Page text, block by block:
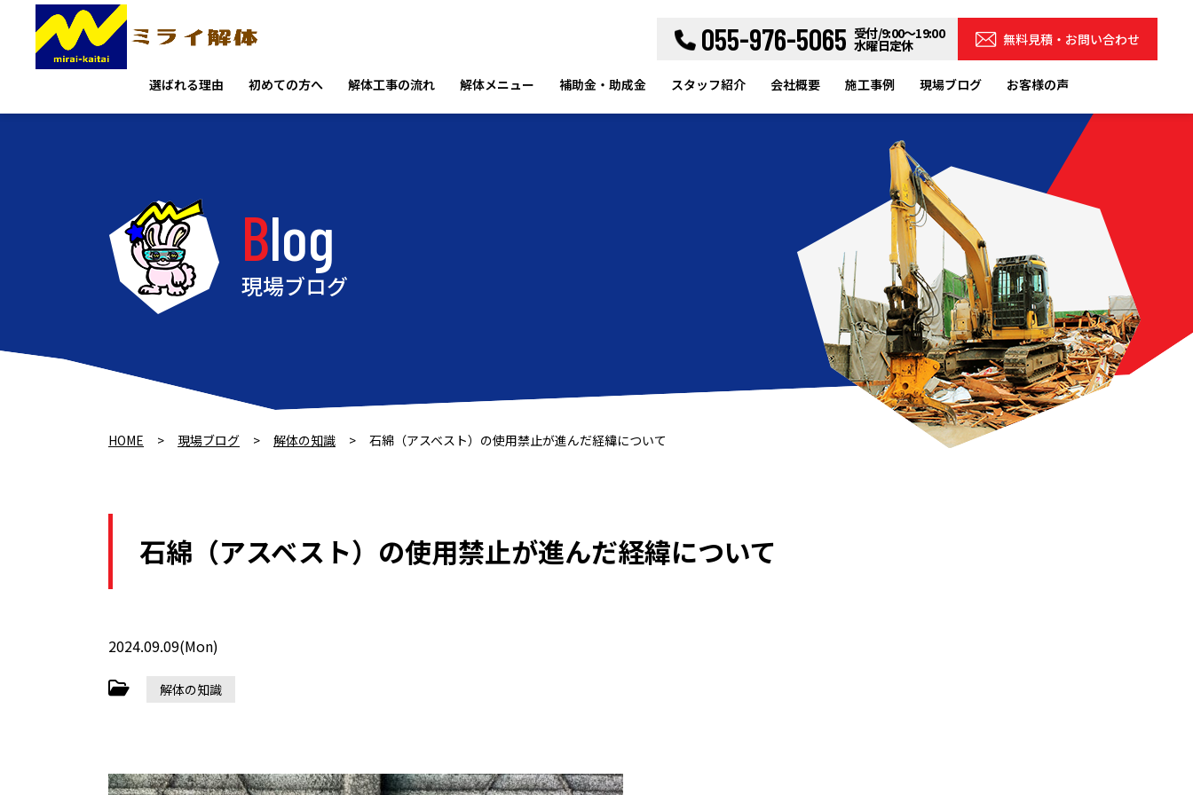
055-976-5065 受付/9:00～19:00
水曜日定休 無料見積・お問い合わせ
選ばれる理由 初めての方へ 解体工事の流れ 解体メニュー 補助金・助成金 スタッフ紹介 会社概要 施工事例 現場ブログ お客様の声
Blog
現場ブログ
HOME > 現場ブログ > 解体の知識 > 石綿（アスベスト）の使用禁止が進んだ経緯について
石綿（アスベスト）の使用禁止が進んだ経緯について
2024.09.09(Mon)
解体の知識